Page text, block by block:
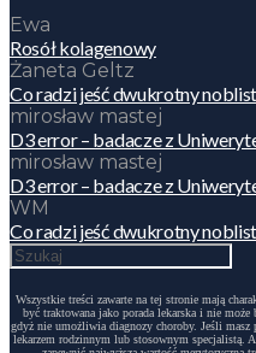
Ewa
Rosół kolagenowy
Żaneta Geltz
Co radzi jeść dwukrotny
mirosław mastej
D3 error – badacze z
mirosław mastej
D3 error – badacze z
WM
Co radzi jeść dwukrotny
Wszystkie treści zawarte na tej stronie mają
być traktowana jako porada lekarska i nie
gdyż nie umożliwia diagnozy choroby. Jeśli
lekarzem rodzinnym lub stosownym specjalistą.